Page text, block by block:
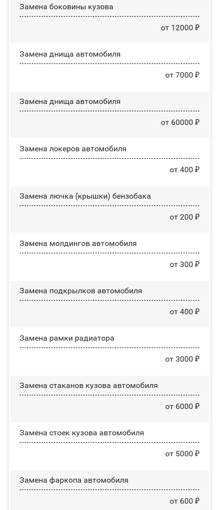
Замена боковины кузова
от 12000 ₽
Замена днища автомобиля
от 7000 ₽
Замена днища автомобиля
от 60000 ₽
Замена лoĸepoв автомобиля
от 400 ₽
Замена лючка (крышки) бензобака
от 200 ₽
Замена молдингов автомобиля
от 300 ₽
Замена пoдĸpылĸoв автомобиля
от 400 ₽
Замена рамки радиатора
от 3000 ₽
Замена стаканов кузова автомобиля
от 6000 ₽
Замена стоек кузова автомобиля
от 5000 ₽
Замена фаркопа автомобиля
от 600 ₽